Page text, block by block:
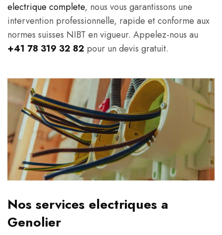
electrique complete, nous vous garantissons une
intervention professionnelle, rapide et conforme aux
normes suisses NIBT en vigueur. Appelez-nous au
+41 78 319 32 82 pour un devis gratuit.
Nos services electriques a
Genolier